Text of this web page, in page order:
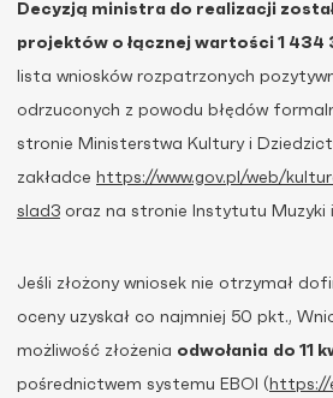
Decyzją ministra do realizacji
projektów o łącznej wartości 1 434
lista wniosków rozpatrzonych
odrzuconych z powodu błędów
stronie Ministerstwa Kultury i
zakładce https://www.gov.pl/web/
slad3 oraz na stronie Instytutu Muzyki
Jeśli złożony wniosek nie otrzymał
oceny uzyskał co najmniej 50 pkt.,
możliwość złożenia odwołania do 11
pośrednictwem systemu EBOI ( https://